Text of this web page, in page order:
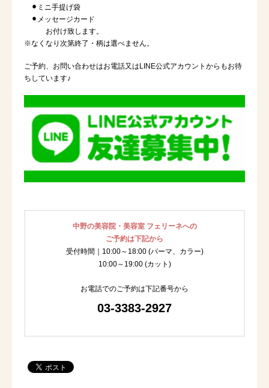
⚫︎ミニ手提げ袋
⚫︎メッセージカード
お付け致します。
※なくなり次第終了・柄は選べません。
ご予約、お問い合わせはお電話又はLINE公式アカウントからもお待
ちしています♪
中野の美容院・美容室 フェリーネへの
ご予約は下記から
受付時間｜10:00～18:00 (パーマ、カラー)
10:00～19:00 (カット)
お電話でのご予約は下記番号から
03-3383-2927